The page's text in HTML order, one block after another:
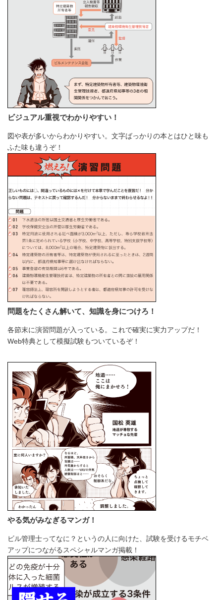
ビジュアル重視でわかりやすい！
図や表が多いからわかりやすい。文字ばっかりの本とはひと味も
ふた味も違うぞ！
問題をたくさん解いて、知識を身につけろ！
各節末に演習問題が入っている。これで確実に実力アップだ！
Web特典として模擬試験もついているぞ！
やる気がみなぎるマンガ！
ビル管理士ってなに？というの人に向けた、試験を受けるモチベ
アップにつながるスペシャルマンガ掲載！